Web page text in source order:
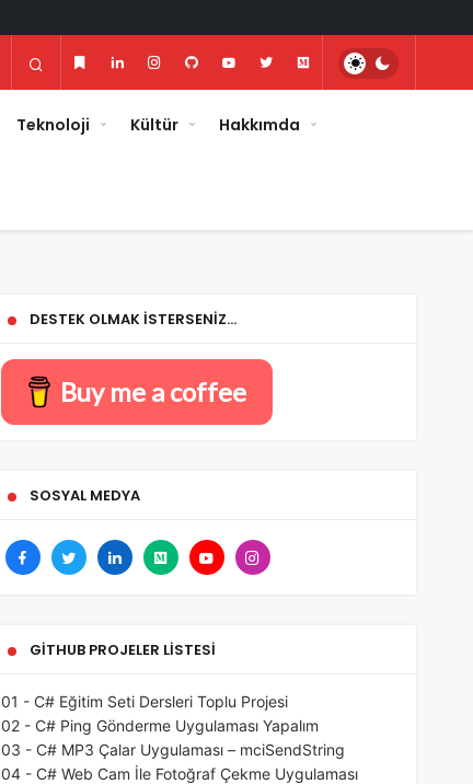
Teknoloji Kültür Hakkımda
DESTEK OLMAK İSTERSENIZ…
Buy me a coffee
SOSYAL MEDYA
GITHUB PROJELER LISTESI
01 - C# Eğitim Seti Dersleri Toplu Projesi
02 - C# Ping Gönderme Uygulaması Yapalım
03 - C# MP3 Çalar Uygulaması – mciSendString
04 - C# Web Cam İle Fotoğraf Çekme Uygulaması